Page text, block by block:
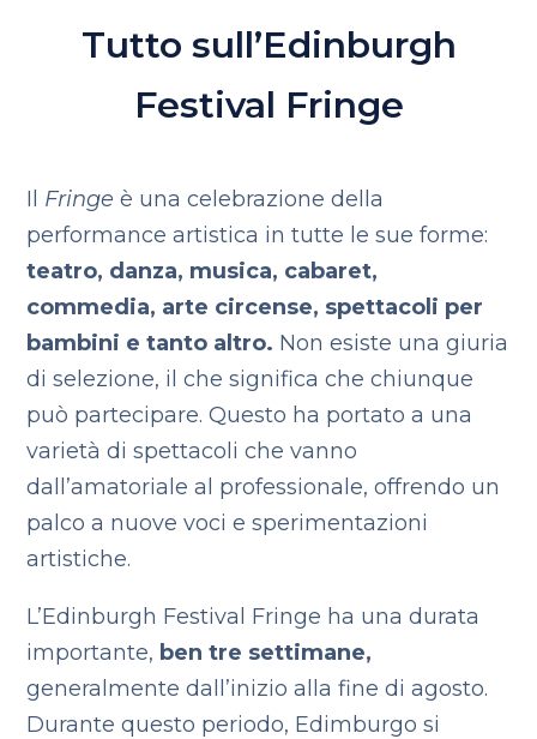
Tutto sull’Edinburgh
Festival Fringe
Il Fringe è una celebrazione della
performance artistica in tutte le sue forme:
teatro, danza, musica, cabaret,
commedia, arte circense, spettacoli per
bambini e tanto altro. Non esiste una giuria
di selezione, il che significa che chiunque
può partecipare. Questo ha portato a una
varietà di spettacoli che vanno
dall’amatoriale al professionale, offrendo un
palco a nuove voci e sperimentazioni
artistiche.
L’Edinburgh Festival Fringe ha una durata
importante, ben tre settimane,
generalmente dall’inizio alla fine di agosto.
Durante questo periodo, Edimburgo si